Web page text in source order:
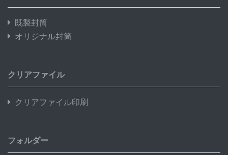
既製封筒
オリジナル封筒
クリアファイル
クリアファイル印刷
フォルダー